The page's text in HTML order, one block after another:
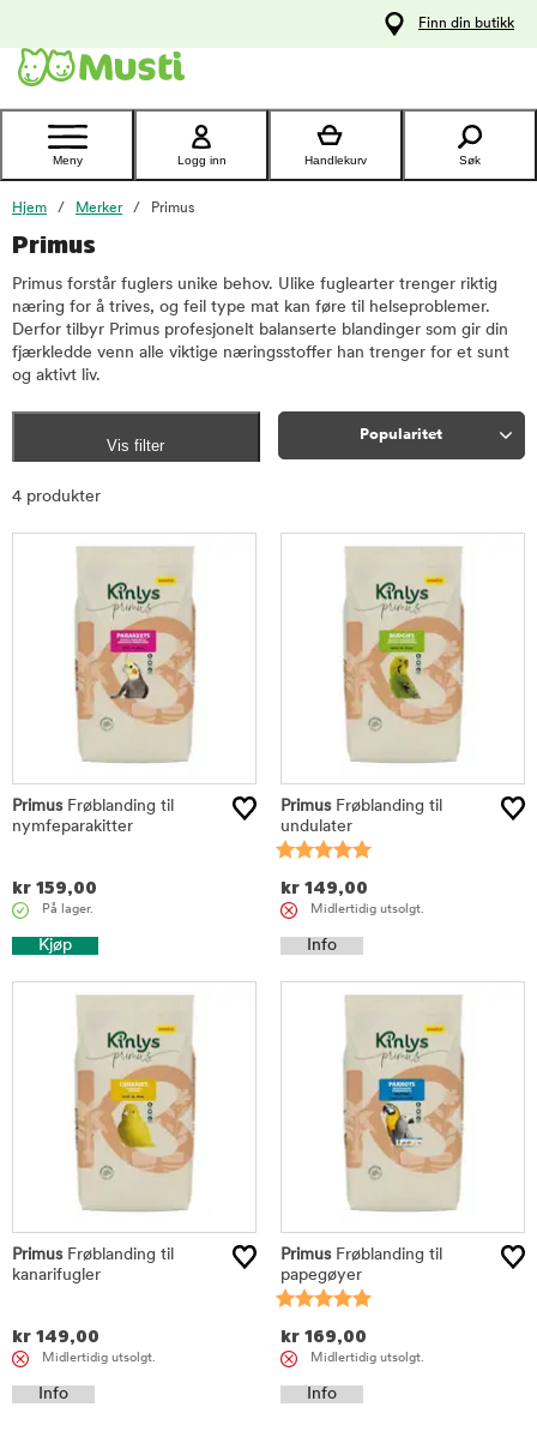
Kontakt
kundeservice
Finn din butikk
Meny Logg inn Handlekurv Søk
Hjem Merker Primus
Primus
Primus forstår fuglers unike behov. Ulike fuglearter trenger riktig
næring for å trives, og feil type mat kan føre til helseproblemer.
Derfor tilbyr Primus profesjonelt balanserte blandinger som gir din
fjærkledde venn alle viktige næringsstoffer han trenger for et sunt
og aktivt liv.
Vis filter
Popularitet
4 produkter
PrimusFrøblanding til
nymfeparakitter
kr 159,00
På lager.
Kjøp
PrimusFrøblanding til
undulater
kr 149,00
Midlertidig utsolgt.
Info
PrimusFrøblanding til
kanarifugler
kr 149,00
Midlertidig utsolgt.
Info
PrimusFrøblanding til
papegøyer
kr 169,00
Midlertidig utsolgt.
Info